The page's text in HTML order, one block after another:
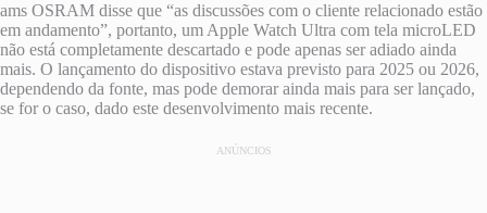
ams OSRAM disse que “as discussões com o cliente relacionado estão
em andamento”, portanto, um Apple Watch Ultra com tela microLED
não está completamente descartado e pode apenas ser adiado ainda
mais. O lançamento do dispositivo estava previsto para 2025 ou 2026,
dependendo da fonte, mas pode demorar ainda mais para ser lançado,
se for o caso, dado este desenvolvimento mais recente.
ANÚNCIOS